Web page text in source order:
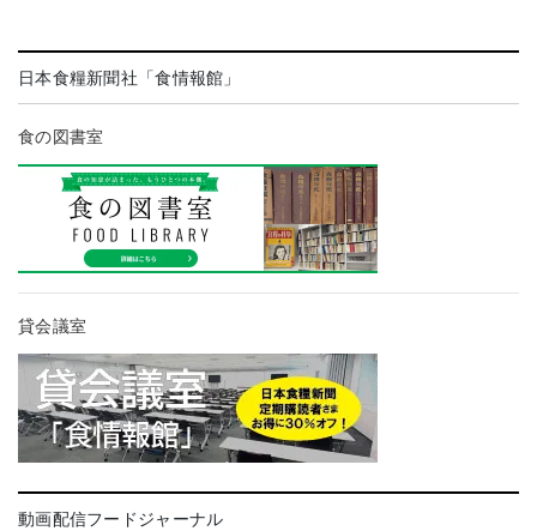
日本食糧新聞社「食情報館」
食の図書室
貸会議室
動画配信フードジャーナル